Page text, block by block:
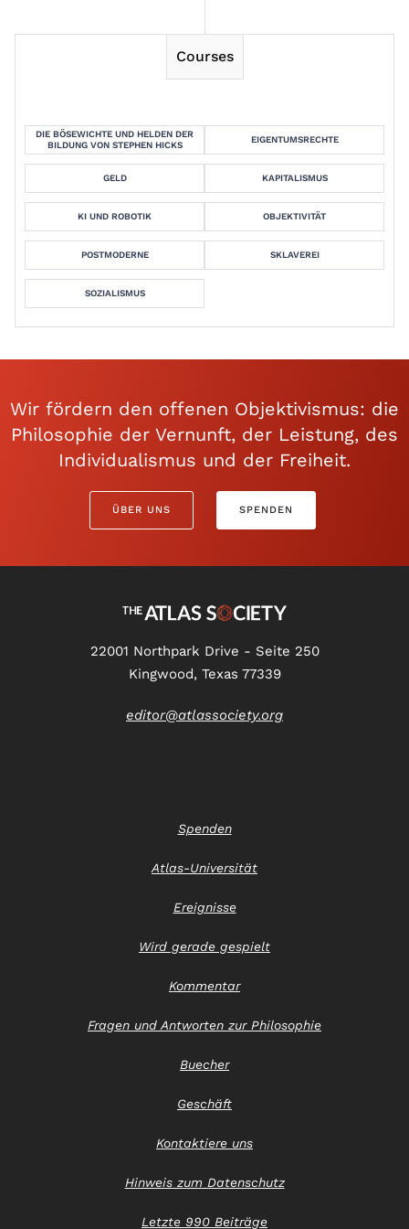
Courses
DIE BÖSEWICHTE UND HELDEN DER
BILDUNG VON STEPHEN HICKS
EIGENTUMSRECHTE
GELD KAPITALISMUS
KI UND ROBOTIK OBJEKTIVITÄT
POSTMODERNE SKLAVEREI
SOZIALISMUS
Wir fördern den offenen Objektivismus: die
Philosophie der Vernunft, der Leistung, des
Individualismus und der Freiheit.
ÜBER UNS SPENDEN
22001 Northpark Drive - Seite 250
Kingwood, Texas 77339
editor@atlassociety.org
Spenden
Atlas-Universität
Ereignisse
Wird gerade gespielt
Kommentar
Fragen und Antworten zur Philosophie
Buecher
Geschäft
Kontaktiere uns
Hinweis zum Datenschutz
Letzte 990 Beiträge